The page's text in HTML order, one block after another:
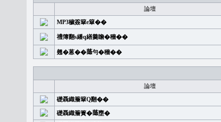
論壇
MP3穢簽簞e簞��
禮簿翻s繙q繕羹瞻�穡��
翹�蒽��𦻕勻�穡��
論壇
礎聶織簷簞Q翻��
礎聶織簷簣�𦻕壅�